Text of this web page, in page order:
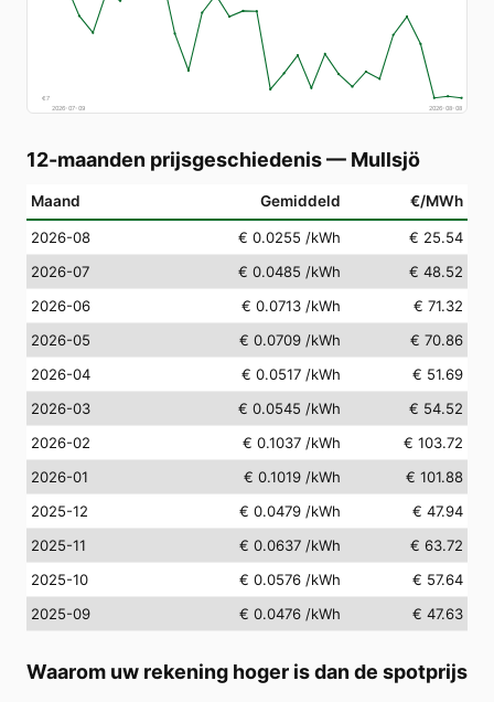
€7
2026-07-09
2026-08-08
12-maanden prijsgeschiedenis— Mullsjö
Maand Gemiddeld €/MWh
2026-08 € 0.0255 /kWh
€ 25.54
2026-07
€ 0.0485 /kWh
€ 48.52
2026-06
€ 0.0713 /kWh
€ 71.32
2026-05
€ 0.0709 /kWh
€ 70.86
2026-04
€ 0.0517 /kWh
€ 51.69
2026-03
€ 0.0545 /kWh
€ 54.52
2026-02
€ 0.1037 /kWh
€ 103.72
2026-01
€ 0.1019 /kWh
€ 101.88
2025-12
€ 0.0479 /kWh
€ 47.94
2025-11
€ 0.0637 /kWh
€ 63.72
2025-10
€ 0.0576 /kWh
€ 57.64
2025-09
€ 0.0476 /kWh € 47.63
Waarom uw rekening hoger is dan de spotprijs